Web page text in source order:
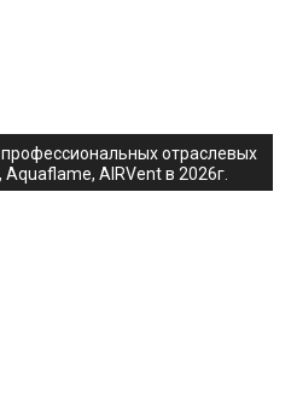
отраслевых
AIRVent в 2026г.